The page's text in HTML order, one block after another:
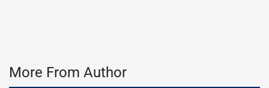
More From Author